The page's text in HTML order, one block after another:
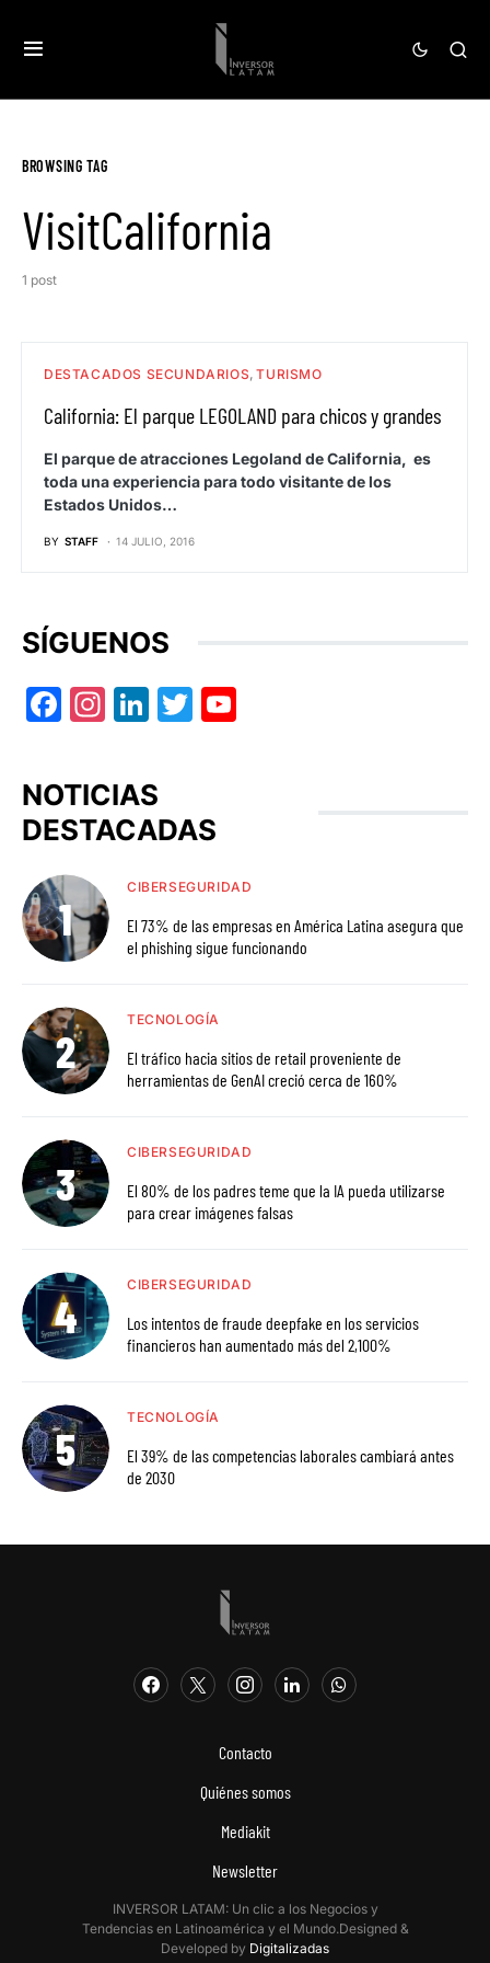
BROWSING TAG
VisitCalifornia
1 post
DESTACADOS SECUNDARIOS TURISMO
California: El parque LEGOLAND para chicos y grandes
El parque de atracciones Legoland de California, es
toda una experiencia para todo visitante de los
Estados Unidos…
BY STAFF 14 JULIO, 2016
SÍGUENOS
Facebook
Instagram
LinkedIn
Twitter
NOTICIAS
DESTACADAS
CIBERSEGURIDAD
El 73% de las empresas en América Latina asegura que
el phishing sigue funcionando
TECNOLOGÍA
El tráfico hacia sitios de retail proveniente de
herramientas de GenAI creció cerca de 160%
CIBERSEGURIDAD
El 80% de los padres teme que la IA pueda utilizarse
para crear imágenes falsas
CIBERSEGURIDAD
Los intentos de fraude deepfake en los servicios
financieros han aumentado más del 2,100%
TECNOLOGÍA
El 39% de las competencias laborales cambiará antes
de 2030
Contacto
Quiénes somos
Mediakit
Newsletter
INVERSOR LATAM: Un clic a los Negocios y
Tendencias en Latinoamérica y el Mundo.Designed &
Developed by Digitalizadas